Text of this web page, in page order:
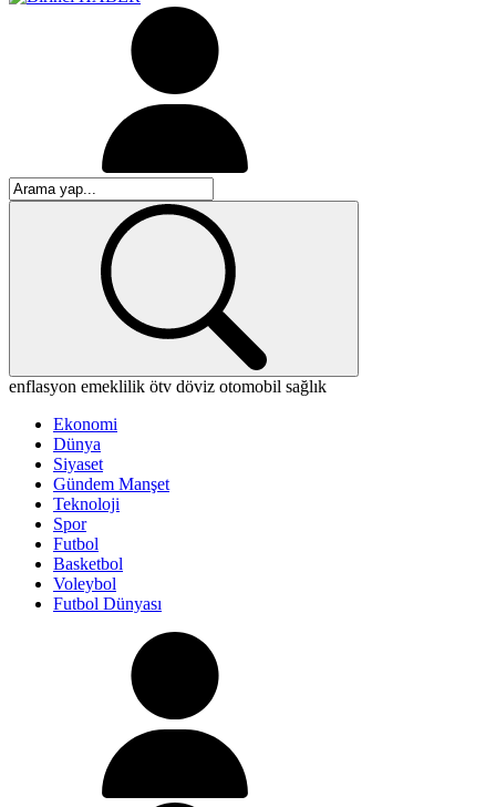
enflasyon emeklilik ötv döviz otomobil sağlık
Ekonomi
Dünya
Siyaset
Gündem Manşet
Teknoloji
Spor
Futbol
Basketbol
Voleybol
Futbol Dünyası